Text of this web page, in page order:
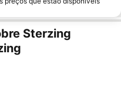
Sterzing